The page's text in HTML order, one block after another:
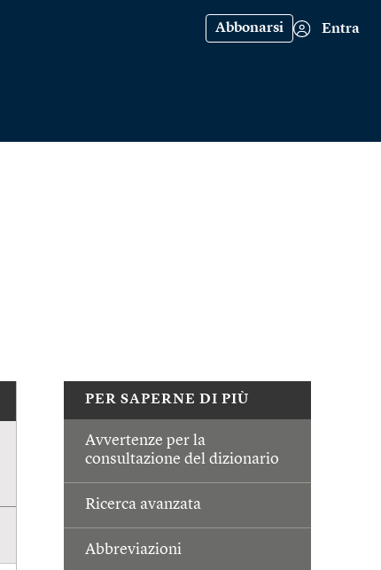
Abbonarsi Entra
PER SAPERNE DI PIÙ
Avvertenze per la
consultazione del dizionario
Ricerca avanzata
Abbreviazioni